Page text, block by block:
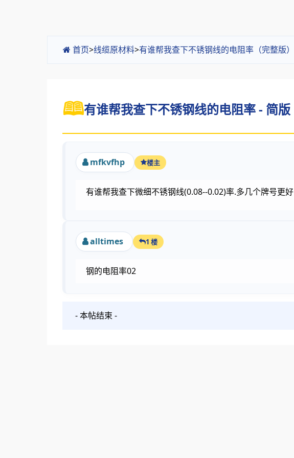
首页>线缆原材料>有谁帮我查下不锈钢线的电阻率（完整版）
有谁帮我查下不锈钢线的电阻率 - 简版
mfkvfhp 楼主
有谁帮我查下微细不锈钢线(0.08--0.02)率.多几个牌号更好
alltimes 1 楼
钢的电阻率02
- 本帖结束 -